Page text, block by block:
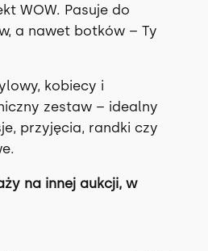
WOW. Pasuje do
a nawet botków – Ty
kobiecy i
zestaw – idealny
przyjęcia, randki czy
na innej aukcji, w